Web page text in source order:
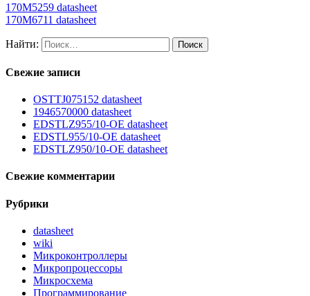
170M5259 datasheet
170M6711 datasheet
Найти:
Свежие записи
OSTTJ075152 datasheet
1946570000 datasheet
EDSTLZ955/10-OE datasheet
EDSTL955/10-OE datasheet
EDSTLZ950/10-OE datasheet
Свежие комментарии
Рубрики
datasheet
wiki
Микроконтроллеры
Микропроцессоры
Микросхема
Программирование